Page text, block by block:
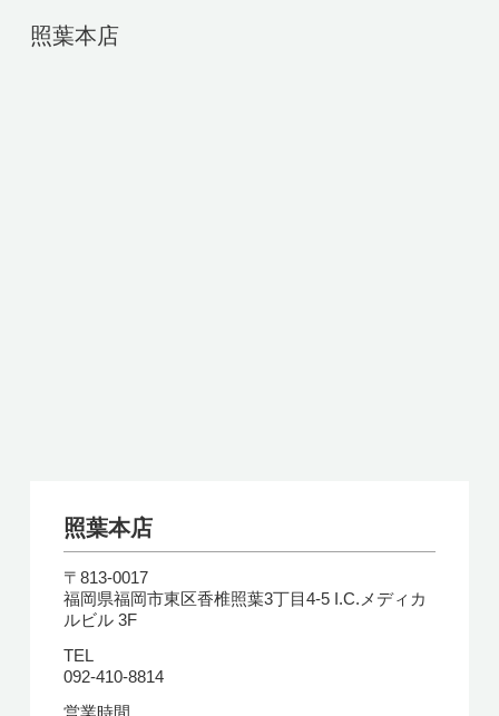
照葉本店
照葉本店
〒813-0017
福岡県福岡市東区香椎照葉3丁目4-5 I.C.メディカ
ルビル 3F
TEL
092-410-8814